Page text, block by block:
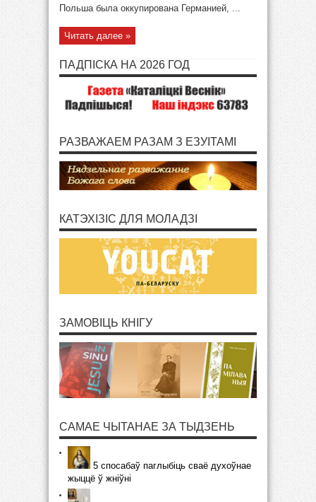
Польша была оккупирована Германией, ...
Читать далее »
ПАДПІСКА НА 2026 ГОД
РАЗВАЖАЕМ РАЗАМ З ЕЗУІТАМІ
КАТЭХІЗІС ДЛЯ МОЛАДЗІ
ЗАМОВІЦЬ КНІГУ
САМАЕ ЧЫТАНАЕ ЗА ТЫДЗЕНЬ
5 спосабаў паглыбіць сваё духоўнае
жыццё ў жніўні